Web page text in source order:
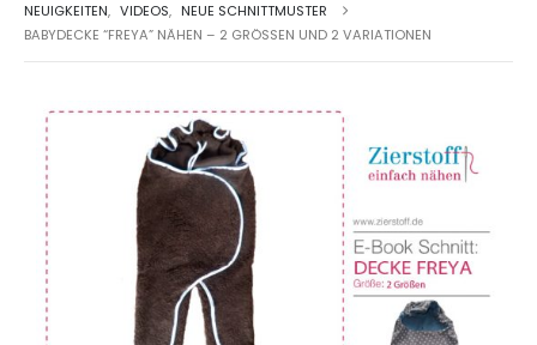
NEUIGKEITEN, VIDEOS, NEUE SCHNITTMUSTER
BABYDECKE “FREYA” NÄHEN – 2 GRÖSSEN UND 2 VARIATIONEN